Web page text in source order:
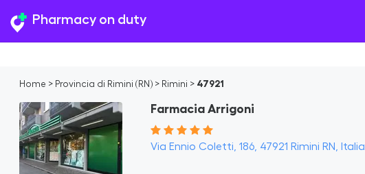
Pharmacy on duty
Home > Provincia di Rimini (RN) > Rimini > 47921
Farmacia Arrigoni
Via Ennio Coletti, 186, 47921 Rimini RN, Italia